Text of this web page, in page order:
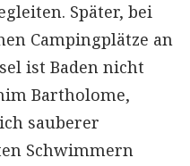
Später, bei
Campingplätze an
ist Baden nicht
Bartholome,
sauberer
Schwimmern